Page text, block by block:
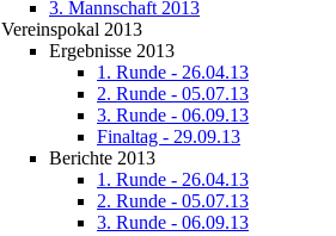
3. Mannschaft 2013
Vereinspokal 2013
Ergebnisse 2013
1. Runde - 26.04.13
2. Runde - 05.07.13
3. Runde - 06.09.13
Finaltag - 29.09.13
Berichte 2013
1. Runde - 26.04.13
2. Runde - 05.07.13
3. Runde - 06.09.13